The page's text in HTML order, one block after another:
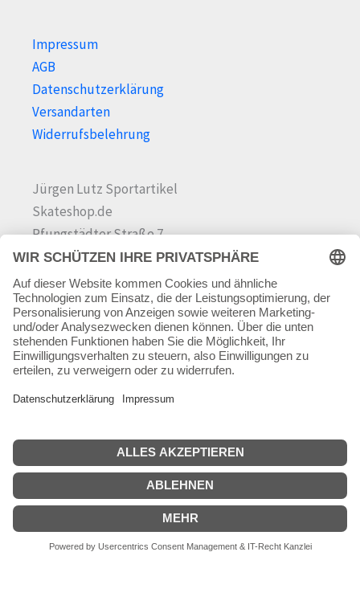
Impressum
AGB
Datenschutzerklärung
Versandarten
Widerrufsbelehrung
Jürgen Lutz Sportartikel
Skateshop.de
Pfungstädter Straße 7
64342 Seeheim-Jugenheim
Tel.06257 868181
Mail:info@skateshop.de
Warenkorb
Mein Konto
Copyright © 2026 skateshop.de
Informationen zur Echtheit der Bewertungen